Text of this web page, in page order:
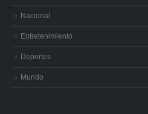
Nacional
Entretenimiento
Deportes
Mundo